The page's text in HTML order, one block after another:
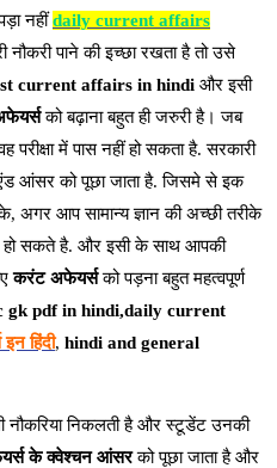
नहींdaily current affairs
पाने की इच्छा रखता है तो उसे
current affairs in hindi और इसी
को बढ़ाना बहुत ही जरुरी है। जब
परीक्षा में पास नहीं हो सकता है. सरकारी
आंसर को पूछा जाता है. जिसमे से इक
अगर आप सामान्य ज्ञान की अच्छी तरीके
हो सकते है. और इसी के साथ आपकी
करंट अफेयर्सको पड़ना बहुत महत्वपूर्ण
gk pdf in hindi,daily current
हिंदी, hindi and general
निकलती है और स्टूडेंट उनकी
के क्वेश्चन आंसरको पूछा जाता है और